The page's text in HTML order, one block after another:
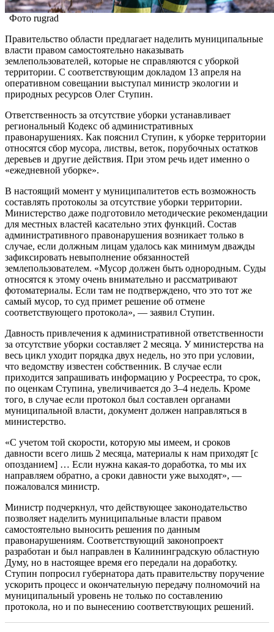
Фото rugrad
Правительство области предлагает наделить муниципальные
власти правом самостоятельно наказывать
землепользователей, которые не справляются с уборкой
территории. С соответствующим докладом 13 апреля на
оперативном совещании выступал министр экологии и
природных ресурсов Олег Ступин.
Ответственность за отсутствие уборки устанавливает
региональный Кодекс об административных
правонарушениях. Как пояснил Ступин, к уборке территории
относятся сбор мусора, листвы, веток, порубочных остатков
деревьев и другие действия. При этом речь идет именно о
«ежедневной уборке».
В настоящий момент у муниципалитетов есть возможность
составлять протоколы за отсутствие уборки территории.
Министерство даже подготовило методические рекомендации
для местных властей касательно этих функций. Состав
административного правонарушения возникает только в
случае, если должным лицам удалось как минимум дважды
зафиксировать невыполнение обязанностей
землепользователем. «Мусор должен быть однородным. Суды
относятся к этому очень внимательно и рассматривают
фотоматериалы. Если там не подтверждено, что это тот же
самый мусор, то суд примет решение об отмене
соответствующего протокола», — заявил Ступин.
Давность привлечения к административной ответственности
за отсутствие уборки составляет 2 месяца. У министерства на
весь цикл уходит порядка двух недель, но это при условии,
что ведомству известен собственник. В случае если
приходится запрашивать информацию у Росреестра, то срок,
по оценкам Ступина, увеличивается до 3–4 недель. Кроме
того, в случае если протокол был составлен органами
муниципальной власти, документ должен направляться в
министерство.
«С учетом той скорости, которую мы имеем, и сроков
давности всего лишь 2 месяца, материалы к нам приходят [с
опозданием] … Если нужна какая-то доработка, то мы их
направляем обратно, а сроки давности уже выходят», —
пожаловался министр.
Министр подчеркнул, что действующее законодательство
позволяет наделить муниципальные власти правом
самостоятельно выносить решения по данным
правонарушениям. Соответствующий законопроект
разработан и был направлен в Калининградскую областную
Думу, но в настоящее время его передали на доработку.
Ступин попросил губернатора дать правительству поручение
ускорить процесс и окончательную передачу полномочий на
муниципальный уровень не только по составлению
протокола, но и по вынесению соответствующих решений.